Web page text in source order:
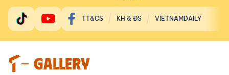
TT&CS KH & ĐS VIETNAMDAILY
GALLERY